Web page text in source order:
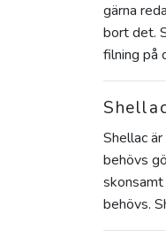
gärna
bort det.
filning på
Shellac
behövs
behövs.